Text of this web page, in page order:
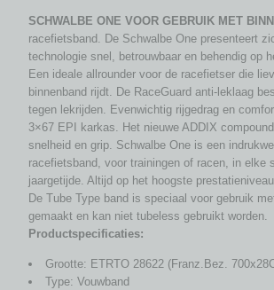
SCHWALBE ONE VOOR GEBRUIK MET
racefietsband. De Schwalbe One presenteert
technologie snel, betrouwbaar en behendig op
Een ideale allrounder voor de racefietser die
binnenband rijdt. De RaceGuard anti-leklaag
tegen lekrijden. Evenwichtig rijgedrag en
3×67 EPI karkas. Het nieuwe ADDIX
snelheid en grip. Schwalbe One is een
racefietsband, voor trainingen of racen, in elke
jaargetijde. Altijd op het hoogste prestatieniveau.
De Tube Type band is speciaal voor gebruik
gemaakt en kan niet tubeless gebruikt worden.
Productspecificaties:
Grootte: ETRTO 28622 (Franz.Bez.
Type: Vouwband